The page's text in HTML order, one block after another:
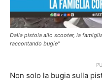
Dalla pistola allo scooter, la
raccontando bugie”
Non solo la bugia sulla